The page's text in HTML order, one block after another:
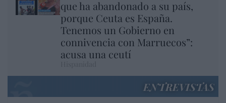
que ha abandonado a su país,
porque Ceuta es España.
Tenemos un Gobierno en
connivencia con Marruecos”:
acusa una ceutí
ENTREVISTAS